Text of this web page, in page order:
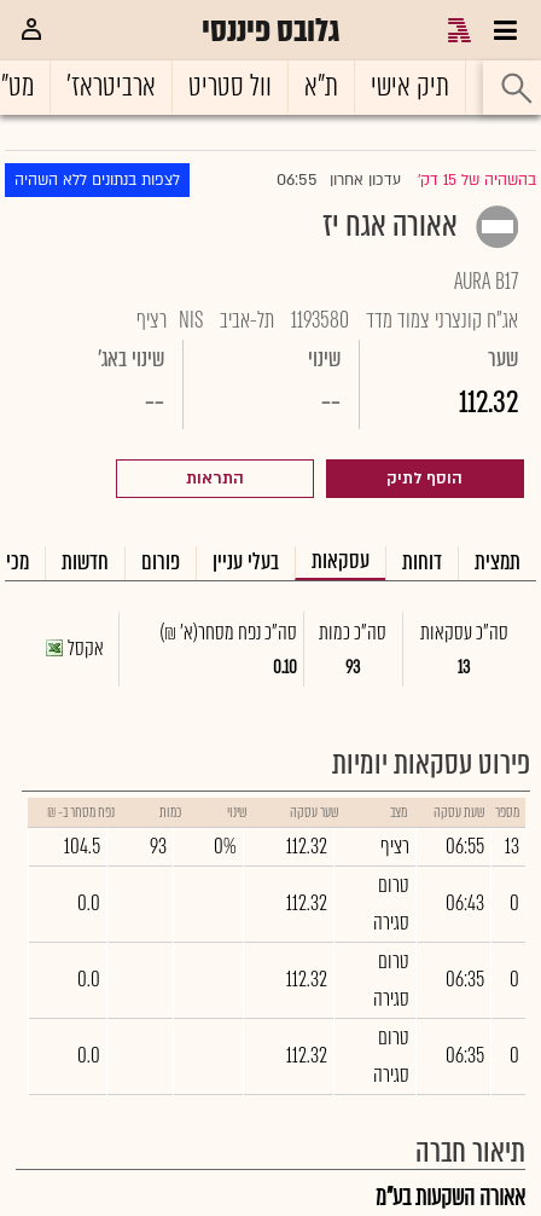
גלובס פיננסי
ראשי תיק אישי ת"א וול סטריט ארביטראז'
בהשהיה של 15 דק' |עדכון אחרון 06:55 לצפות בנתונים ללא השהיה
אאורה אגח יז
AURA B17
אג"ח קונצרני צמוד מדד 1193580 תל-אביב NIS רציף
שער
112.32
שינוי
--
שינוי באג'
--
הוסף לתיק התראות
תמצית דוחות עסקאות בעלי עניין פורום חדשות
סה"כ עסקאות
13
סה"כ כמות
93
סה"כ נפח מסחר(א' ₪)
0.10
אקסל
פירוט עסקאות יומיות
מספר שעת עסקה מצב שער עסקה שינוי כמות נפח מסחר ב- ₪
13
06:55 רציף 112.32
0%
93
104.5
0
06:43
טרום
סגירה
112.32
0.0
0
06:35
טרום
סגירה
112.32
0.0
0
06:35
טרום
סגירה
112.32
0.0
תיאור חברה
אאורה השקעות בע"מ